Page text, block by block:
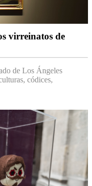
virreinatos de
de Los Ángeles
códices,